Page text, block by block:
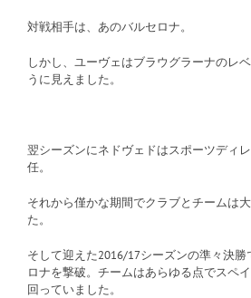
対戦相手は、あのバルセロナ。
しかし、ユーヴェはブラウグラーナのレ
うに見えました。
翌シーズンにネドヴェドはスポーツディ
任。
それから僅かな期間でクラブとチームは
た。
そして迎えた2016/17シーズンの準々決
ロナを撃破。チームはあらゆる点でスペ
回っていました。